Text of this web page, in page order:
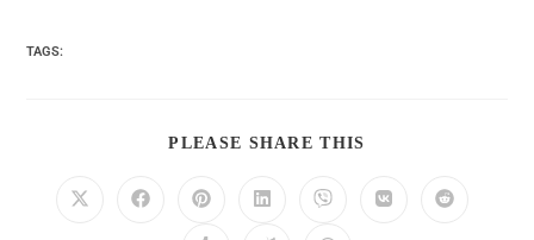
TAGS:
PLEASE SHARE THIS